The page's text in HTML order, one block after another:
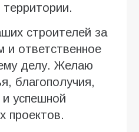
территории.
строителей за
и ответственное
делу. Желаю
благополучия,
успешной
проектов.